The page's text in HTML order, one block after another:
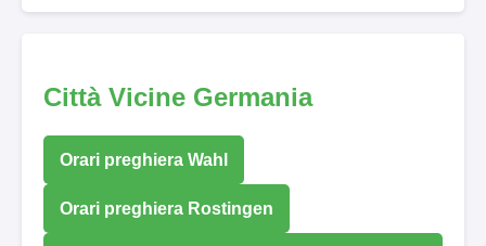
Città Vicine Germania
Orari preghiera Wahl
Orari preghiera Rostingen